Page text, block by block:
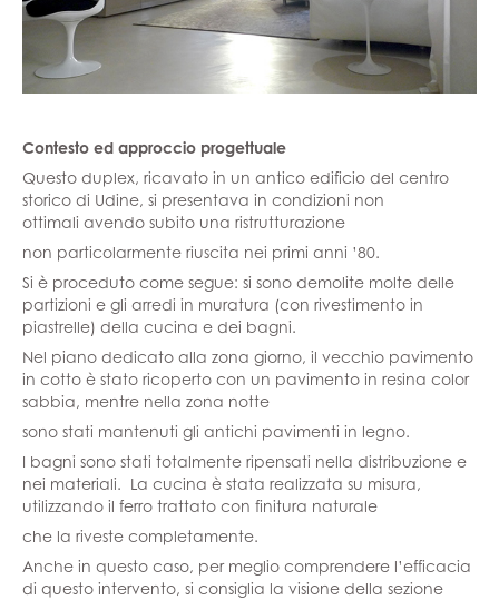
Contesto ed approccio progettuale
Questo duplex, ricavato in un antico edificio del centro
storico di Udine, si presentava in condizioni non
ottimali avendo subito una ristrutturazione
non particolarmente riuscita nei primi anni ’80.
Si è proceduto come segue: si sono demolite molte delle
partizioni e gli arredi in muratura (con rivestimento in
piastrelle) della cucina e dei bagni.
Nel piano dedicato alla zona giorno, il vecchio pavimento
in cotto è stato ricoperto con un pavimento in resina color
sabbia, mentre nella zona notte
sono stati mantenuti gli antichi pavimenti in legno.
I bagni sono stati totalmente ripensati nella distribuzione e
nei materiali. La cucina è stata realizzata su misura,
utilizzando il ferro trattato con finitura naturale
che la riveste completamente.
Anche in questo caso, per meglio comprendere l’efficacia
di questo intervento, si consiglia la visione della sezione